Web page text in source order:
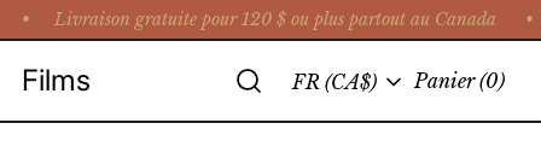
Livraison gratuite pour 120 $ ou plus partout au Canada •
Films Recherche
Langue
FR (CA$) Panier (0)